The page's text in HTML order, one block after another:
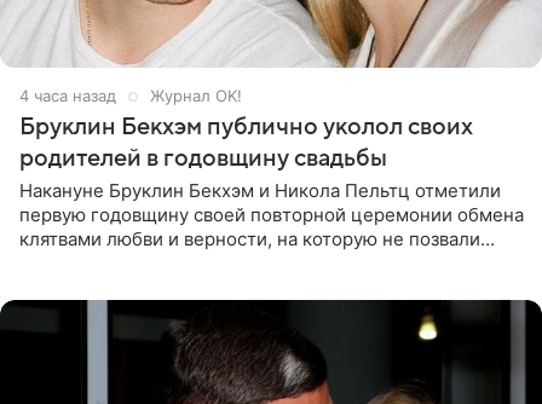
4 часа назад Журнал OK!
Бруклин Бекхэм публично уколол своих
родителей в годовщину свадьбы
Накануне Бруклин Бекхэм и Никола Пельтц отметили
первую годовщину своей повторной церемонии обмена
клятвами любви и верности, на которую не позвали